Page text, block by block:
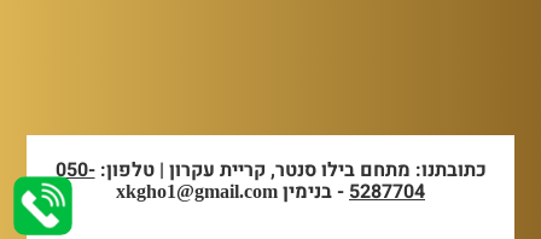
כתובתנו: מתחם בילו סנטר, קריית עקרון | טלפון:050-
5287704- בנימין xkgho1@gmail.com